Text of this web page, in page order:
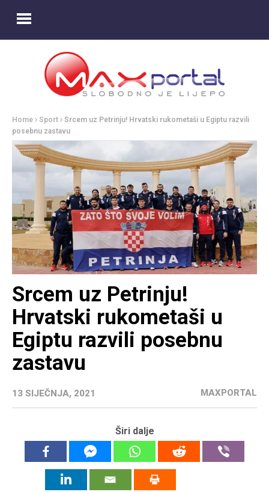
Home Sport
Srcem uz Petrinju! Hrvatski rukometaši u Egiptu razvili
posebnu zastavu
Srcem uz Petrinju!
Hrvatski rukometaši u
Egiptu razvili posebnu
zastavu
13 SIJEČNJA, 2021 MAXPORTAL
Širi dalje